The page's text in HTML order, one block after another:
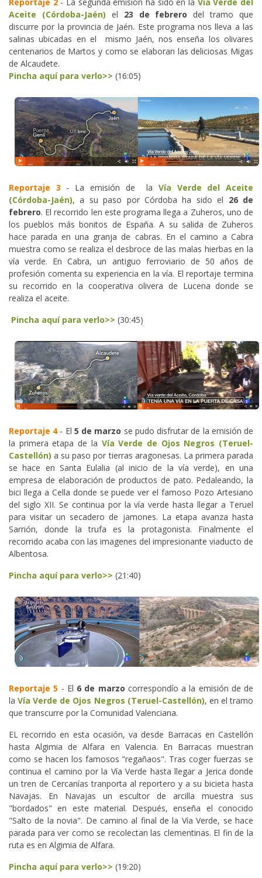
Reportaje 2- La segunda emisión ha sido en la Vía Verde del
Aceite (Córdoba-Jaén) el 23 de febrero del tramo que
discurre por la provincia de Jaén. Este programa nos lleva a las
salinas ubicadas en el mismo Jaén, nos enseña los olivares
centenarios de Martos y como se elaboran las deliciosas Migas
de Alcaudete.
Pincha aquí para verlo>> (16:05)
Reportaje 3 - La emisión de la Vía Verde del Aceite
(Córdoba-Jaén), a su paso por Córdoba ha sido el 26 de
febrero. El recorrido len este programa llega a Zuheros, uno de
los pueblos más bonitos de España. A su salida de Zuheros
hace parada en una granja de cabras. En el camino a Cabra
muestra como se realiza el desbroce de las malas hierbas en la
vía verde. En Cabra, un antiguo ferroviario de 50 años de
profesión comenta su experiencia en la vía. El reportaje termina
su recorrido en la cooperativa olivera de Lucena donde se
realiza el aceite.
Pincha aquí para verlo>> (30:45)
Reportaje 4- El 5 de marzo se pudo disfrutar de la emisión de
la primera etapa de la Vía Verde de Ojos Negros (Teruel-
Castellón) a su paso por tierras aragonesas. La primera parada
se hace en Santa Eulalia (al inicio de la vía verde), en una
empresa de elaboración de productos de pato. Pedaleando, la
bici llega a Cella donde se puede ver el famoso Pozo Artesiano
del siglo XII. Se continua por la vía verde hasta llegar a Teruel
para visitar un secadero de jamones. La etapa avanza hasta
Sarrión, donde la trufa es la protagonista. Finalmente el
recorrido acaba con las imagenes del impresionante viaducto de
Albentosa.
Pincha aquí para verlo>> (21:40)
Reportaje 5 - El 6 de marzo correspondío a la emisión de de
laVía Verde de Ojos Negros (Teruel-Castellón), en el tramo
que transcurre por la Comunidad Valenciana.
EL recorrido en esta ocasión, va desde Barracas en Castellón
hasta Algimia de Alfara en Valencia. En Barracas muestran
como se hacen los famosos "regañaos". Tras coger fuerzas se
continua el camino por la Vía Verde hasta llegar a Jerica donde
un tren de Cercanías tranporta al reportero y a su bicieta hasta
Navajas. En Navajas un escultor de arcilla muestra sus
"bordados" en este material. Después, enseña el conocido
"Salto de la novia". De camino al final de la Vía Verde, se hace
parada para ver como se recolectan las clementinas. El fin de la
ruta es en Algimia de Alfara.
Pincha aquí para verlo>> (19:20)